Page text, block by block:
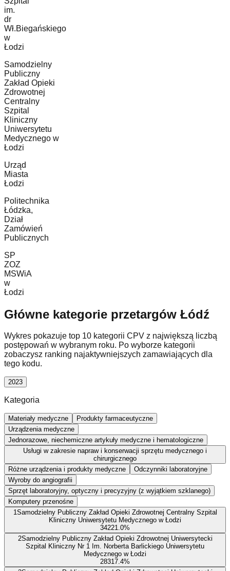
im.
dr
Wł.Biegańskiego
w
Łodzi
Samodzielny
Publiczny
Zakład Opieki
Zdrowotnej
Centralny
Szpital
Kliniczny
Uniwersytetu
Medycznego w
Łodzi
Urząd
Miasta
Łodzi
Politechnika
Łódzka,
Dział
Zamówień
Publicznych
SP
ZOZ
MSWiA
w
Łodzi
Główne kategorie przetargów Łódź
Wykres pokazuje top 10 kategorii CPV z największą liczbą
postępowań w wybranym roku. Po wyborze kategorii
zobaczysz ranking najaktywniejszych zamawiających dla
tego kodu.
2023
Kategoria
Materiały medyczne
Produkty farmaceutyczne
Urządzenia medyczne
Jednorazowe, niechemiczne artykuły medyczne i hematologiczne
Usługi w zakresie napraw i konserwacji sprzętu medycznego i
chirurgicznego
Różne urządzenia i produkty medyczne
Odczynniki laboratoryjne
Wyroby do angiografii
Sprzęt laboratoryjny, optyczny i precyzyjny (z wyjątkiem szklanego)
Komputery przenośne
1Samodzielny Publiczny Zakład Opieki Zdrowotnej Centralny Szpital
Kliniczny Uniwersytetu Medycznego w Łodzi
34221.0%
2Samodzielny Publiczny Zakład Opieki Zdrowotnej Uniwersytecki
Szpital Kliniczny Nr 1 Im. Norberta Barlickiego Uniwersytetu
Medycznego w Łodzi
28317.4%